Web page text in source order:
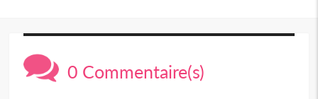
0 Commentaire(s)